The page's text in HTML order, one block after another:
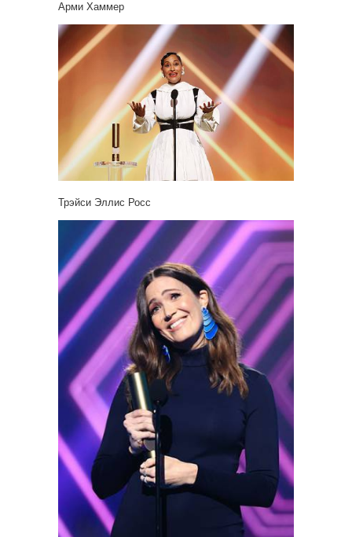
Арми Хаммер
Трэйси Эллис Росс